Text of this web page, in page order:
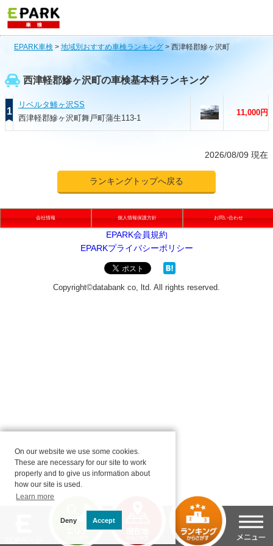
EPARK車検 > 地域別おすすめ車検ランキング> 西津軽郡鰺ヶ沢町
西津軽郡鰺ヶ沢町の車検基本料ランキング
1
リベルタ鯵ヶ沢SS
西津軽郡鰺ヶ沢町舞戸町蒲生113-1
11,000円
2026/08/09 現在
ランキングトップへ戻る
会社情報 個人情報保護方針 お問い合わせ
On our website we use some cookies.
These are necessary for our site to work
properly and to give us information about
how our site is used.
Learn more
Deny Accept